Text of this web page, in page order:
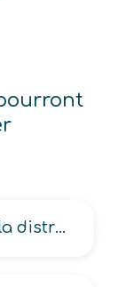
Responsable ventes de la distribution